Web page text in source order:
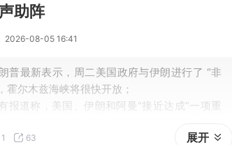
助阵
2026-08-05 16:41
最新表示，周二美国政府与伊朗进行了 “非
霍尔木兹海峡将很快开放；
道称，美国、伊朗和阿曼“接近达成”一项重
1 63 展开